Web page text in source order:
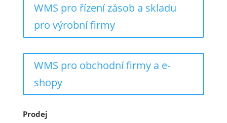
WMS pro řízení zásob a skladu
pro výrobní firmy
WMS pro obchodní firmy a e-
shopy
Prodej